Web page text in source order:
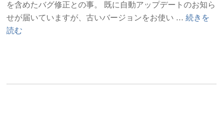
を含めたバグ修正との事。 既に自動アップデートのお知ら
せが届いていますが、古いバージョンをお使い …続きを
読む